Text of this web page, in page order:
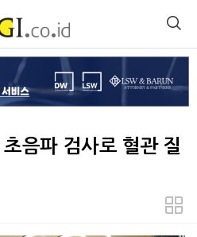
음파 검사로 혈관 질